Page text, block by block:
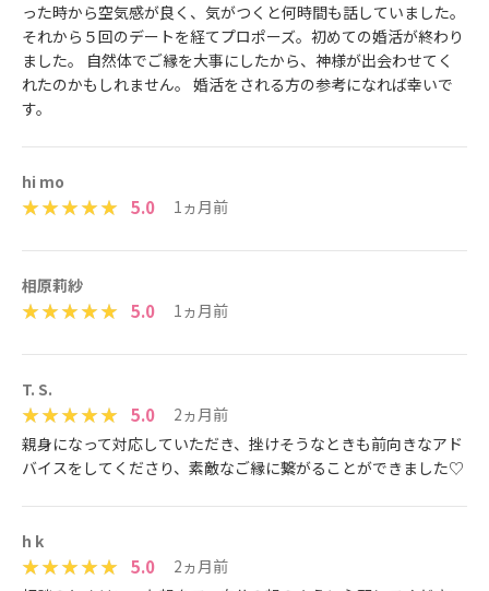
った時から空気感が良く、気がつくと何時間も話していました。
それから５回のデートを経てプロポーズ。初めての婚活が終わり
ました。 自然体でご縁を大事にしたから、神様が出会わせてく
れたのかもしれません。 婚活をされる方の参考になれば幸いで
す。
hi mo
5.0 1ヵ月前
相原莉紗
5.0 1ヵ月前
T. S.
5.0
2ヵ月前
親身になって対応していただき、挫けそうなときも前向きなアド
バイスをしてくださり、素敵なご縁に繋がることができました♡
h k
5.0
2ヵ月前